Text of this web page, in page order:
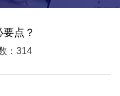
点？
：314